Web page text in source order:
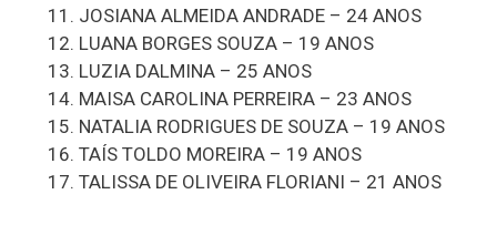
JOSIANA ALMEIDA ANDRADE – 24 ANOS
LUANA BORGES SOUZA – 19 ANOS
LUZIA DALMINA – 25 ANOS
MAISA CAROLINA PERREIRA – 23 ANOS
NATALIA RODRIGUES DE SOUZA – 19 ANOS
TAÍS TOLDO MOREIRA – 19 ANOS
TALISSA DE OLIVEIRA FLORIANI – 21 ANOS